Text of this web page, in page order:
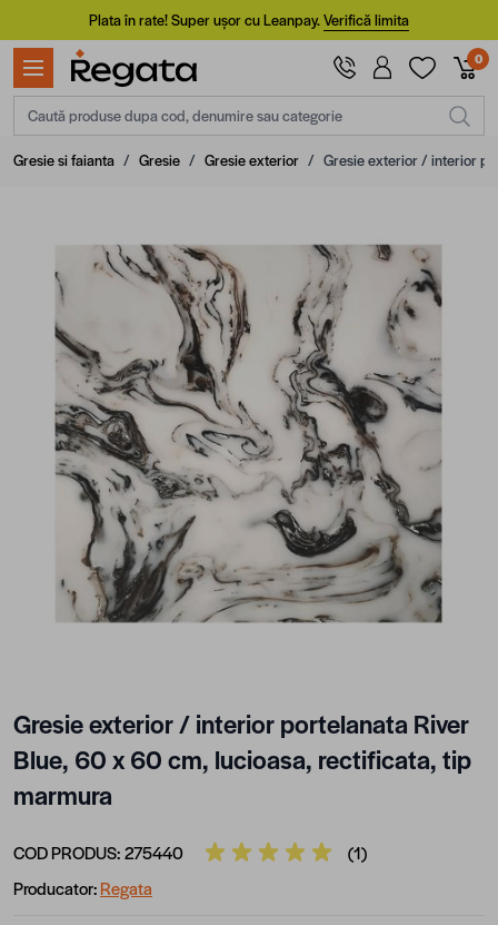
Mergi la ConținutPlata în rate! Super ușor cu Leanpay.Verifică limita
0
Caută produse dupa cod, denumire sau categorie
Gresie si faianta / Gresie / Gresie exterior / Gresie exterior / interior
Gresie exterior / interior portelanata River
Blue, 60 x 60 cm, lucioasa, rectificata, tip
marmura
COD PRODUS:275440
(1)
Producator:Regata